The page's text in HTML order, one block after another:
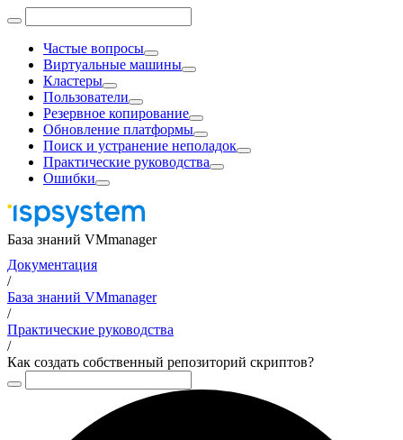
Частые вопросы
Виртуальные машины
Кластеры
Пользователи
Резервное копирование
Обновление платформы
Поиск и устранение неполадок
Практические руководства
Ошибки
База знаний VMmanager
Документация
/
База знаний VMmanager
/
Практические руководства
/
Как создать собственный репозиторий скриптов?